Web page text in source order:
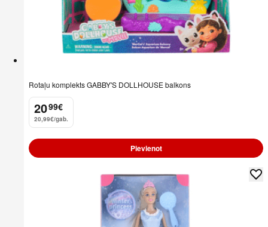
Rotaļu komplekts GABBY'S DOLLHOUSE balkons
20
. 99€
20,99€/gab.
Pievienot